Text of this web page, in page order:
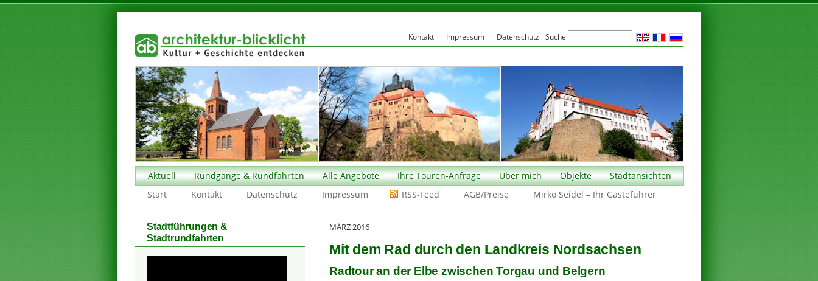
Aktuell Rundgänge & Rundfahrten Alle Angebote Ihre Touren-Anfrage Über mich Objekte
Stadtansichten
Start
Kontakt Datenschutz Impressum RSS-Feed AGB/Preise Mirko Seidel – Ihr Gästeführer
MÄRZ 2016
Mit dem Rad durch den Landkreis Nordsachsen
Radtour an der Elbe zwischen Torgau und Belgern
Stadtführungen &
Stadtrundfahrten
Kontakt Impressum Datenschutz Suche